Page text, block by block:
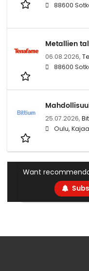
88600
Metallien
06.08.2026,
88600
25.07.2026,
Oulu,
Want